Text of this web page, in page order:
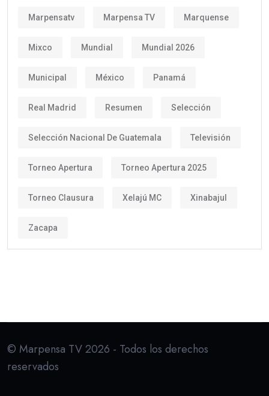
Marpensatv Marpensa TV Marquense
Mixco Mundial Mundial 2026
Municipal México Panamá
Real Madrid Resumen Selección
Selección Nacional De Guatemala Televisión
Torneo Apertura Torneo Apertura 2025
Torneo Clausura Xelajú MC Xinabajul
Zacapa
© Marpensa TV 2026 - Todos los derechos
reservados